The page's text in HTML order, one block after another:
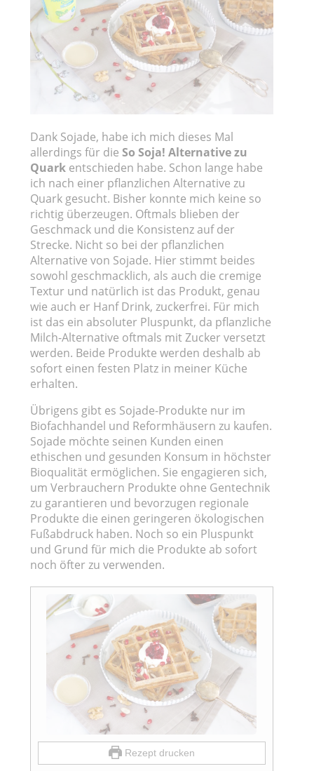
Dank Sojade, habe ich mich dieses Mal
allerdings für dieSo Soja! Alternative zu
Quark entschieden habe. Schon lange habe
ich nach einer pflanzlichen Alternative zu
Quark gesucht. Bisher konnte mich keine so
richtig überzeugen. Oftmals blieben der
Geschmack und die Konsistenz auf der
Strecke. Nicht so bei der pflanzlichen
Alternative von Sojade. Hier stimmt beides
sowohl geschmacklich, als auch die cremige
Textur und natürlich ist das Produkt, genau
wie auch er Hanf Drink, zuckerfrei. Für mich
ist das ein absoluter Pluspunkt, da pflanzliche
Milch-Alternative oftmals mit Zucker versetzt
werden. Beide Produkte werden deshalb ab
sofort einen festen Platz in meiner Küche
erhalten.
Übrigens gibt es Sojade-Produkte nur im
Biofachhandel und Reformhäusern zu kaufen.
Sojade möchte seinen Kunden einen
ethischen und gesunden Konsum in höchster
Bioqualität ermöglichen. Sie engagieren sich,
um Verbrauchern Produkte ohne Gentechnik
zu garantieren und bevorzugen regionale
Produkte die einen geringeren ökologischen
Fußabdruck haben. Noch so ein Pluspunkt
und Grund für mich die Produkte ab sofort
noch öfter zu verwenden.
Rezept drucken